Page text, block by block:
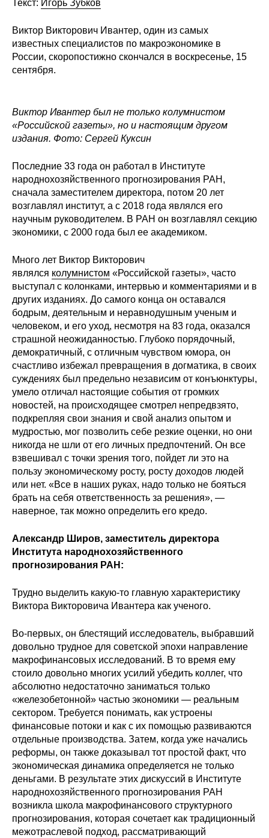
Материалы
Конкурсы и вакансии
Контакты
Текст: Игорь Зубков
Виктор Викторович Ивантер, один из самых
известных специалистов по макроэкономике в
России, скоропостижно скончался в воскресенье, 15
сентября.
Виктор Ивантер был не только колумнистом
«Российской газеты», но и настоящим другом
издания. Фото: Сергей Куксин
Последние 33 года он работал в Институте
народнохозяйственного прогнозирования РАН,
сначала заместителем директора, потом 20 лет
возглавлял институт, а с 2018 года являлся его
научным руководителем. В РАН он возглавлял секцию
экономики, с 2000 года был ее академиком.
Много лет Виктор Викторович
являлся колумнистом «Российской газеты», часто
выступал с колонками, интервью и комментариями и в
других изданиях. До самого конца он оставался
бодрым, деятельным и неравнодушным ученым и
человеком, и его уход, несмотря на 83 года, оказался
страшной неожиданностью. Глубоко порядочный,
демократичный, с отличным чувством юмора, он
счастливо избежал превращения в догматика, в своих
суждениях был предельно независим от конъюнктуры,
умело отличал настоящие события от громких
новостей, на происходящее смотрел непредвзято,
подкрепляя свои знания и свой анализ опытом и
мудростью, мог позволить себе резкие оценки, но они
никогда не шли от его личных предпочтений. Он все
взвешивал с точки зрения того, пойдет ли это на
пользу экономическому росту, росту доходов людей
или нет. «Все в наших руках, надо только не бояться
брать на себя ответственность за решения», —
наверное, так можно определить его кредо.
Александр Широв, заместитель директора
Института народнохозяйственного
прогнозирования РАН:
Трудно выделить какую-то главную характеристику
Виктора Викторовича Ивантера как ученого.
Во-первых, он блестящий исследователь, выбравший
довольно трудное для советской эпохи направление
макрофинансовых исследований. В то время ему
стоило довольно многих усилий убедить коллег, что
абсолютно недостаточно заниматься только
«железобетонной» частью экономики — реальным
сектором. Требуется понимать, как устроены
финансовые потоки и как с их помощью развиваются
отдельные производства. Затем, когда уже начались
реформы, он также доказывал тот простой факт, что
экономическая динамика определяется не только
деньгами. В результате этих дискуссий в Институте
народнохозяйственного прогнозирования РАН
возникла школа макрофинансового структурного
прогнозирования, которая сочетает как традиционный
межотраслевой подход, рассматривающий